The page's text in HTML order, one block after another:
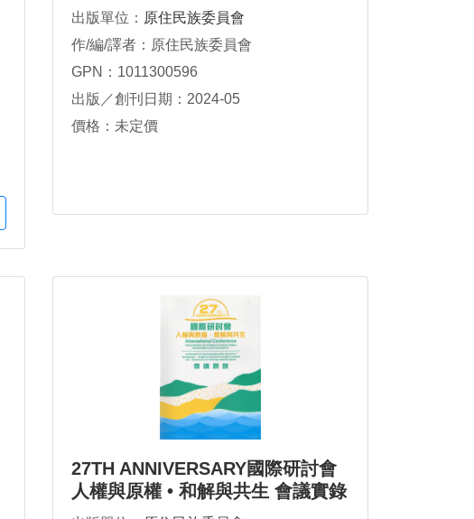
出版單位： 原住民族委員會
作/編/譯者：原住民族委員會
GPN：1011300596
出版／創刊日期：2024-05
價格：未定價
27TH ANNIVERSARY國際研討會
人權與原權 • 和解與共生 會議實錄